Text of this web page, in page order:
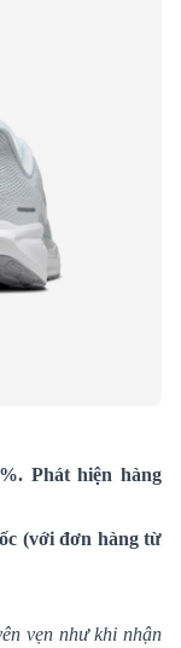
Phát hiện hàng
(với đơn hàng từ
vẹn như khi nhận